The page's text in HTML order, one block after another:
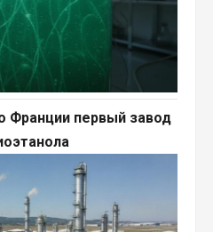
Франции первый завод